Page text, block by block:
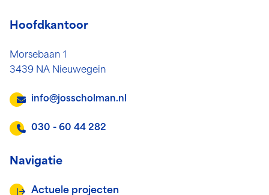
Hoofdkantoor
Morsebaan 1
3439 NA Nieuwegein
info@josscholman.nl
030 - 60 44 282
Navigatie
Actuele projecten